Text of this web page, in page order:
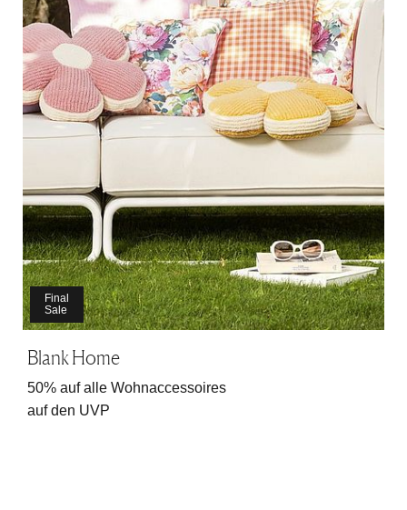
Final
Sale
Blank Home
50% auf alle Wohnaccessoires
auf den UVP